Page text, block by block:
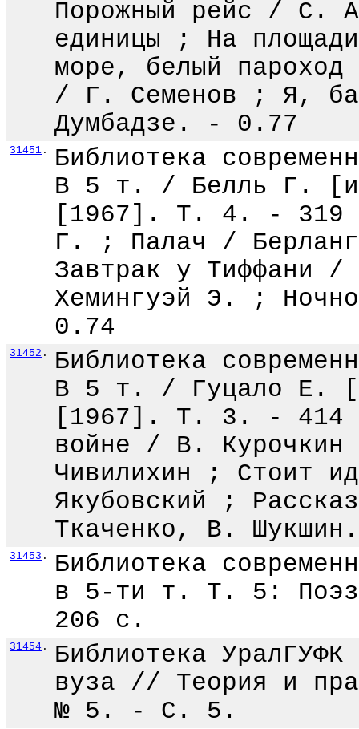
Порожный рейс / С.
единицы ; На
море, белый
/ Г. Семенов ; Я,
Думбадзе. - 0.77
31451 .
Библиотека
В 5 т. / Белль Г.
[1967]. Т. 4. - 319
Г. ; Палач /
Завтрак у Тиффани
Хемингуэй Э. ;
0.74
31452 .
Библиотека
В 5 т. / Гуцало Е.
[1967]. Т. 3. - 414
войне / В.
Чивилихин ; Стоит
Якубовский ;
Ткаченко, В.
31453 .
Библиотека
в 5-ти т. Т. 5:
206 с.
31454 .
Библиотека
вуза // Теория и
№ 5. - С. 5.